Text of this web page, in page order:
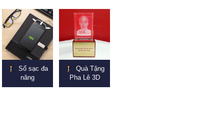
Sổ sạc đa
năng
Quà Tặng
Pha Lê 3D